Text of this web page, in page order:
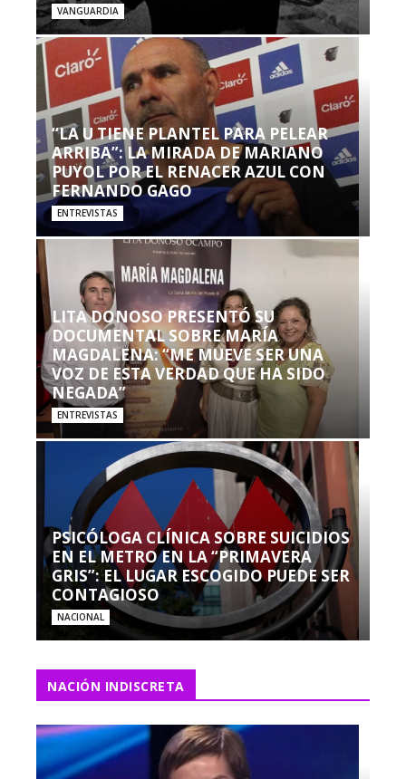
VANGUARDIA
“LA U TIENE PLANTEL PARA PELEAR
ARRIBA”: LA MIRADA DE MARIANO
PUYOL POR EL RENACER AZUL CON
FERNANDO GAGO
ENTREVISTAS
LITA DONOSO PRESENTÓ SU
DOCUMENTAL SOBRE MARÍA
MAGDALENA: “ME MUEVE SER UNA
VOZ DE ESTA VERDAD QUE HA SIDO
NEGADA”
ENTREVISTAS
PSICÓLOGA CLÍNICA SOBRE SUICIDIOS
EN EL METRO EN LA “PRIMAVERA
GRIS”: EL LUGAR ESCOGIDO PUEDE SER
CONTAGIOSO
NACIONAL
NACIÓN INDISCRETA